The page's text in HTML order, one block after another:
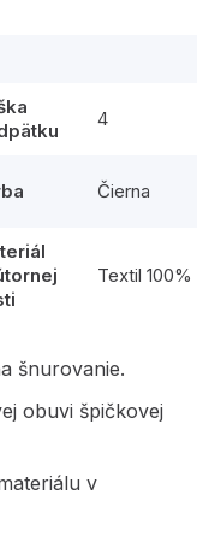
4
Čierna
Textil 100%
šnurovanie.
obuvi špičkovej
v